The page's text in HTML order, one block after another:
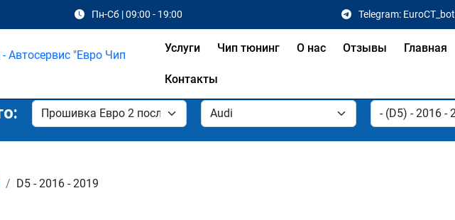
Пн-Сб | 09:00 - 19:00 Telegram: EuroCT_bot
Услуги Чип тюнинг О нас Отзывы Главная
Контакты
D5 - 2016 - 2019